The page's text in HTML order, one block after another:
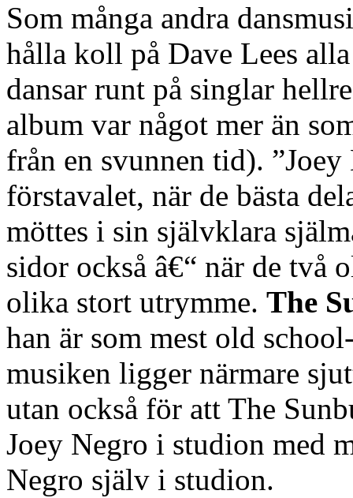
Som många andra
hålla koll på Dave Lees
dansar runt på singlar
album var något mer än
från en svunnen tid).
förstavalet, när de bästa
möttes i sin självklara
sidor också â€“ när de två
olika stort utrymme. The
han är som mest old
musiken ligger närmare
utan också för att The
Joey Negro i studion med
Negro själv i studion.